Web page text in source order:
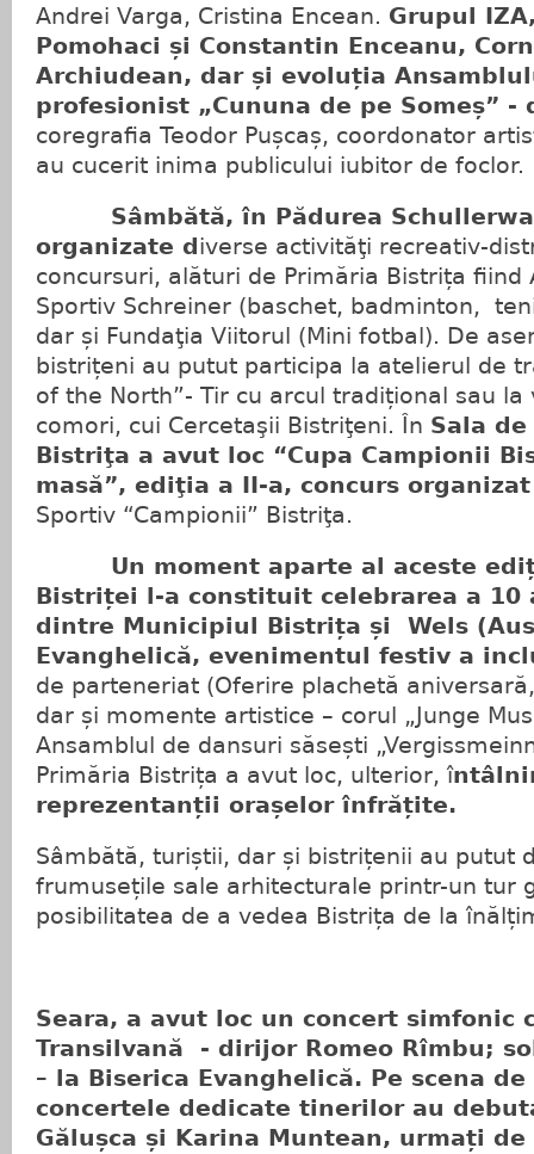
Andrei Varga, Cristina Encean. Grupul
Pomohaci și Constantin Enceanu,
Archiudean, dar și evoluția
profesionist „Cununa de pe Someș” -
coregrafia Teodor Pușcaș, coordonator
au cucerit inima publicului iubitor de foclor.
Sâmbătă, în Pădurea
organizate d iverse activităţi recreativ-
concursuri, alături de Primăria Bistrița fiind
Sportiv Schreiner (baschet, badminton,
dar și Fundaţia Viitorul (Mini fotbal). De
bistrițeni au putut participa la atelierul de
of the North”- Tir cu arcul tradițional sau la
comori, cui Cercetaşii Bistriţeni. În Sala de
Bistriţa a avut loc “Cupa Campionii
masă”, ediţia a II-a, concurs
Sportiv “Campionii” Bistriţa.
Un moment aparte al aceste
Bistriței l-a constituit celebrarea a
dintre Municipiul Bistrița și Wels
Evanghelică, evenimentul festiv a
de parteneriat (Oferire plachetă
dar și momente artistice – corul „Junge
Ansamblul de dansuri săsești
Primăria Bistrița a avut loc, ulterior, î
reprezentanții orașelor înfrățite.
Sâmbătă, turiștii, dar și bistrițenii au putut
frumusețile sale arhitecturale printr-un tur
posibilitatea de a vedea Bistrița de la
Seara, a avut loc un concert simfonic
Transilvană - dirijor Romeo Rîmbu;
– la Biserica Evanghelică. Pe scena
concertele dedicate tinerilor au
Gălușca și Karina Muntean, urmați